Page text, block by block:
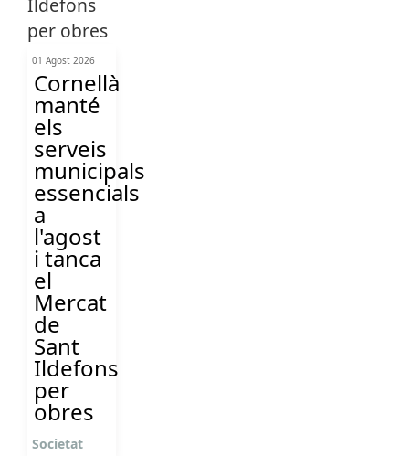
01 Agost 2026
Cornellà
manté
els
serveis
municipals
essencials
a
l'agost
i tanca
el
Mercat
de
Sant
Ildefons
per
obres
Societat